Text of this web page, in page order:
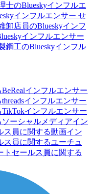
士のBlueskyインフルエ
インフルエンサー せ
卸店員のBlueskyインフ
インフルエンサー
鋼工のBlueskyインフル
インフルエンサー
インフルエンサー
インフルエンサー
ーシャルメディアイン
ス員に関する動画イン
ス員に関するユーチュ
トセールス員に関する